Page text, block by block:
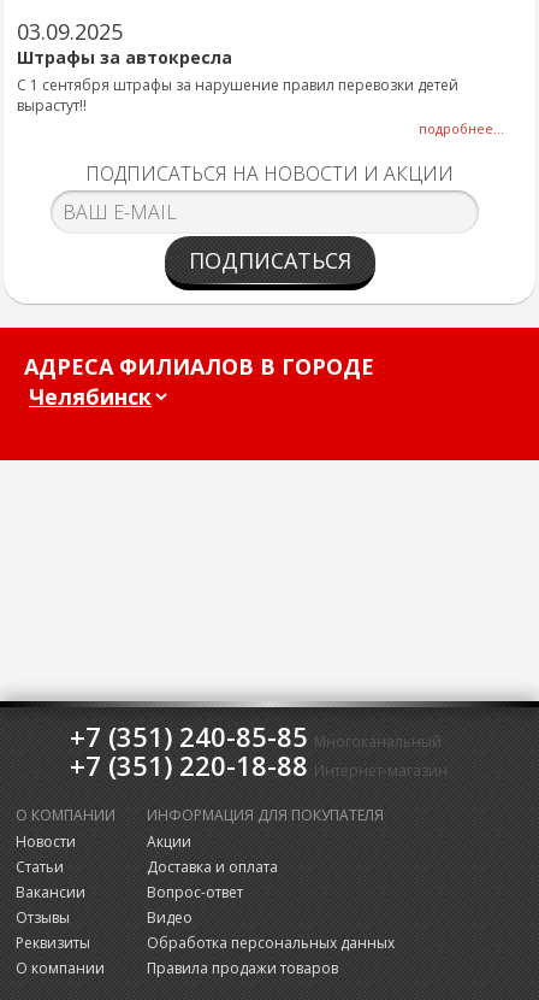
03.09.2025
Штрафы за автокресла
С 1 сентября штрафы за нарушение правил перевозки детей
вырастут!!
подробнее...
ПОДПИСАТЬСЯ НА НОВОСТИ И АКЦИИ
ПОДПИСАТЬСЯ
АДРЕСА ФИЛИАЛОВ В ГОРОДЕ
+7 (351) 240-85-85 Многоканальный
+7 (351) 220-18-88 Интернет-магазин
О КОМПАНИИ
Новости
Статьи
Вакансии
Отзывы
Реквизиты
О компании
ИНФОРМАЦИЯ ДЛЯ ПОКУПАТЕЛЯ
Акции
Доставка и оплата
Вопрос-ответ
Видео
Обработка персональных данных
Правила продажи товаров